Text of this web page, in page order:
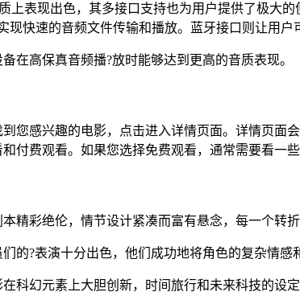
上表现出色，其多接口支持也为用户提供了极大
现快速的音频文件传输和播放。蓝牙接口则让用
在高保真音频播?放时能够达到更高的音质表现。
您感兴趣的电影，点击进入详情页面。详情页面
付费观看。如果您选择免费观看，通常需要看一
精彩绝伦，情节设计紧凑而富有悬念，每一个转
的?表演十分出色，他们成功地将角色的复杂情感
科幻元素上大胆创新，时间旅行和未来科技的设